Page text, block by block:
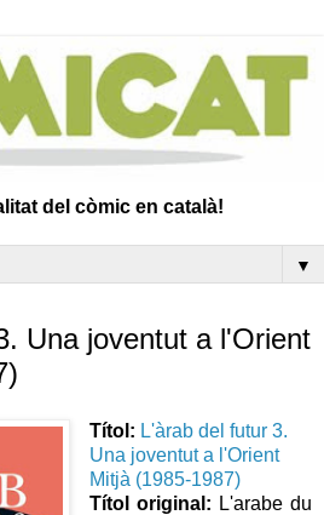
del còmic en català!
▼
Una joventut a l'Orient
Títol: L'àrab del futur 3.
Una joventut a l'Orient
Mitjà (1985-1987)
Títol original: L'arabe du